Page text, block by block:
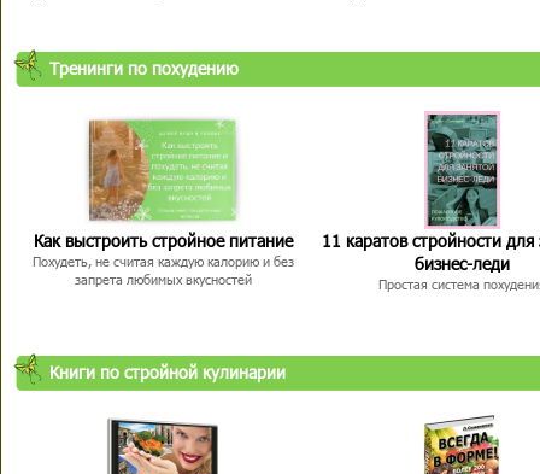
Тренинги по похудению
Как выстроить стройное питание
Похудеть, не считая каждую калорию и без
запрета любимых вкусностей
11 каратов стройности для
бизнес-леди
Простая система
Книги по стройной кулинарии